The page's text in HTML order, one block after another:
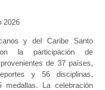
2026
y del Caribe Santo
la participación de
de 37 países,
y 56 disciplinas,
medallas. La celebración